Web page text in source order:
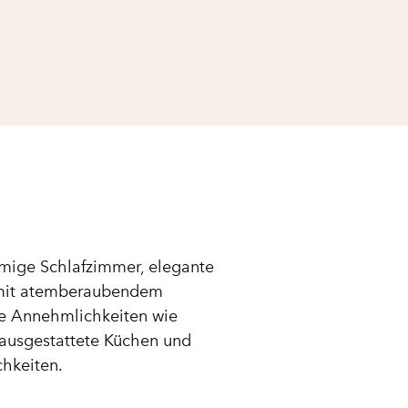
Schlafzimmer, elegante
atemberaubendem
Annehmlichkeiten wie
Küchen und